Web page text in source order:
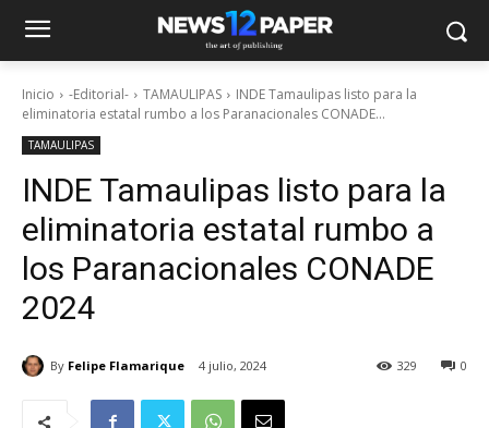
Inicio -Editorial- TAMAULIPAS
INDE Tamaulipas listo para la
eliminatoria estatal rumbo a los Paranacionales CONADE...
TAMAULIPAS
INDE Tamaulipas listo para la
eliminatoria estatal rumbo a
los Paranacionales CONADE
2024
By Felipe Flamarique 4 julio, 2024 0
329